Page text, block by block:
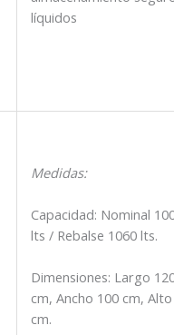
líquidos
Medidas:
Capacidad: Nominal
lts / Rebalse 1060 lts.
Dimensiones: Largo
cm, Ancho 100 cm,
cm.